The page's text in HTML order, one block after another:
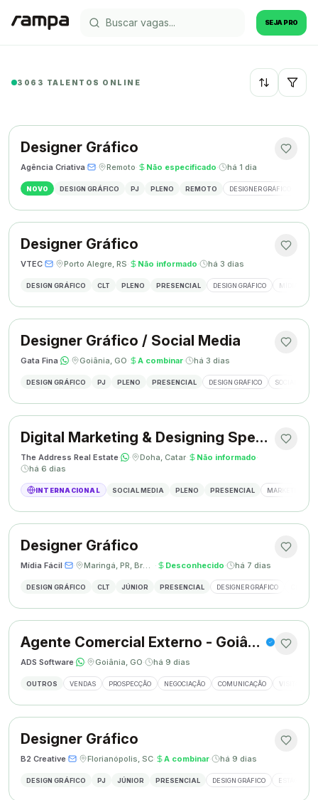
SEJA PRO
3063 TALENTOS ONLINE Recentes
Designer Gráfico
Agência Criativa· · Remoto· Não especificado· há 1 dia
NOVO DESIGN GRÁFICO PJ PLENO REMOTO DESIGNER GRÁFICO
Designer Gráfico
VTEC· · Porto Alegre, RS· Não informado· há 3 dias
DESIGN GRÁFICO CLT PLENO PRESENCIAL DESIGN GRÁFICO MÍDIAS
Designer Gráfico / Social Media
Gata Fina· · Goiânia, GO· A combinar· há 3 dias
DESIGN GRÁFICO PJ PLENO PRESENCIAL DESIGN GRÁFICO SOCIAL
Digital Marketing & Designing Specialist
The Address Real Estate· · Doha, Catar· Não informado·
há 6 dias
INTERNACIONAL SOCIAL MEDIA PLENO PRESENCIAL MARKETING
Designer Gráfico
Mídia Fácil· · Maringá, PR, Brasil · Desconhecido· há 7 dias
DESIGN GRÁFICO CLT JÚNIOR PRESENCIAL DESIGNER GRÁFICO
Agente Comercial Externo - Goiânia
ADS Software· · Goiânia, GO· há 9 dias
OUTROS VENDAS PROSPECÇÃO NEGOCIAÇÃO COMUNICAÇÃO VISITAS
Designer Gráfico
B2 Creative· · Florianópolis, SC· A combinar· há 9 dias
DESIGN GRÁFICO PJ JÚNIOR PRESENCIAL DESIGN GRÁFICO ESTÁGIO